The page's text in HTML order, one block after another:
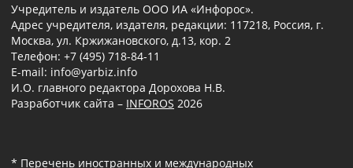
Учредитель и издатель ООО ИА «Инфорос».
Адрес учредителя, издателя, редакции: 117218, Россия, г.
Москва, ул. Кржижановского, д.13, кор. 2
Телефон: +7 (495) 718-84-11
E-mail: info@yarbiz.info
И.О. главного редактора Дорохова Н.В.
Разработчик сайта – INFOROS 2026
* Перечень иностранных и международных